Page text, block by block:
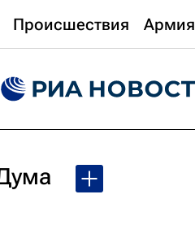
Происшествия Армия